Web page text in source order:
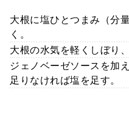
大根に塩ひとつまみ（分
く。
大根の水気を軽くしぼり
ジェノベーゼソースを加
足りなければ塩を足す。